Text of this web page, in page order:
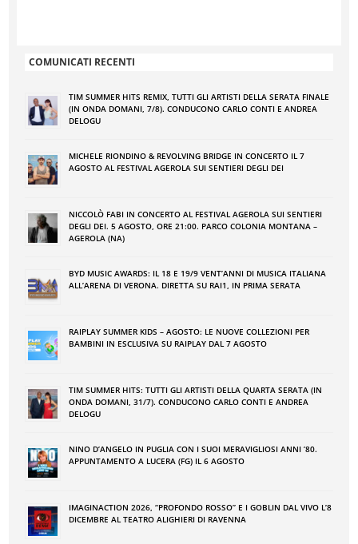
COMUNICATI RECENTI
TIM SUMMER HITS REMIX, TUTTI GLI ARTISTI DELLA SERATA FINALE
(IN ONDA DOMANI, 7/8). CONDUCONO CARLO CONTI E ANDREA
DELOGU
MICHELE RIONDINO & REVOLVING BRIDGE IN CONCERTO IL 7
AGOSTO AL FESTIVAL AGEROLA SUI SENTIERI DEGLI DEI
NICCOLÒ FABI IN CONCERTO AL FESTIVAL AGEROLA SUI SENTIERI
DEGLI DEI. 5 AGOSTO, ORE 21:00. PARCO COLONIA MONTANA –
AGEROLA (NA)
BYD MUSIC AWARDS: IL 18 E 19/9 VENT’ANNI DI MUSICA ITALIANA
ALL’ARENA DI VERONA. DIRETTA SU RAI1, IN PRIMA SERATA
RAIPLAY SUMMER KIDS – AGOSTO: LE NUOVE COLLEZIONI PER
BAMBINI IN ESCLUSIVA SU RAIPLAY DAL 7 AGOSTO
TIM SUMMER HITS: TUTTI GLI ARTISTI DELLA QUARTA SERATA (IN
ONDA DOMANI, 31/7). CONDUCONO CARLO CONTI E ANDREA
DELOGU
NINO DʼANGELO IN PUGLIA CON I SUOI MERAVIGLIOSI ANNI ʼ80.
APPUNTAMENTO A LUCERA (FG) IL 6 AGOSTO
IMAGINACTION 2026, “PROFONDO ROSSO” E I GOBLIN DAL VIVO L’8
DICEMBRE AL TEATRO ALIGHIERI DI RAVENNA